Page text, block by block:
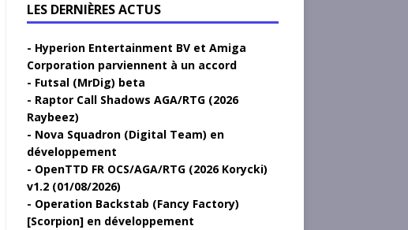
LES DERNIÈRES ACTUS
Hyperion Entertainment BV et Amiga
Corporation parviennent à un accord
Futsal (MrDig) beta
Raptor Call Shadows AGA/RTG (2026
Raybeez)
Nova Squadron (Digital Team) en
développement
OpenTTD FR OCS/AGA/RTG (2026 Korycki)
v1.2 (01/08/2026)
Operation Backstab (Fancy Factory)
[Scorpion] en développement